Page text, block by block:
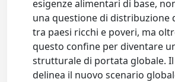
esigenze alimentari di base,
una questione di distribuzione
tra paesi ricchi e poveri, ma
questo confine per diventare
strutturale di portata globale.
delinea il nuovo scenario